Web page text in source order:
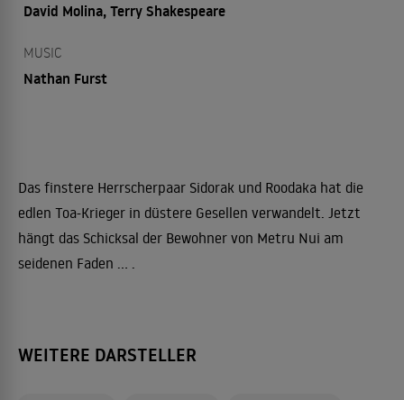
David Molina, Terry Shakespeare
MUSIC
Nathan Furst
Das finstere Herrscherpaar Sidorak und Roodaka hat die
edlen Toa-Krieger in düstere Gesellen verwandelt. Jetzt
hängt das Schicksal der Bewohner von Metru Nui am
seidenen Faden ... .
WEITERE DARSTELLER